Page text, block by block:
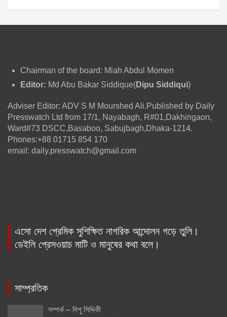
Chairman of the board: Miah Abdul Momen
Editor: Md Abu Bakar Siddique(Dipu Siddiqui)
Adviser Editor: ADV S M Mourshed Ali.Published by Daily
Presswatch Ltd from 17/1, Nayabagh, R#01,Dakhingaon,
Ward#73 DSCC,Basaboo, Sabujbagh,Dhaka-1214.
Phones:+88 01715 854 170
email: daily.presswatch@gmail.com
এসো দেশ প্রেমিক সুশিক্ষিত নাগরিক আন্দোলন গড়ে তুলি।
ডেইলি প্রেসওয়াচ মাটি ও মানুষের কথা বলে।
সাম্প্রতিক
সম্পর্ক – দিপু সিদ্দিকী